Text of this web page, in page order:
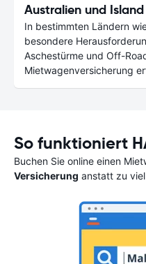
Australien und Island
In bestimmten Ländern
besondere
Aschestürme und Off-
Mietwagenversicherung
So funktioniert
Buchen Sie online einen
Versicherung anstatt zu